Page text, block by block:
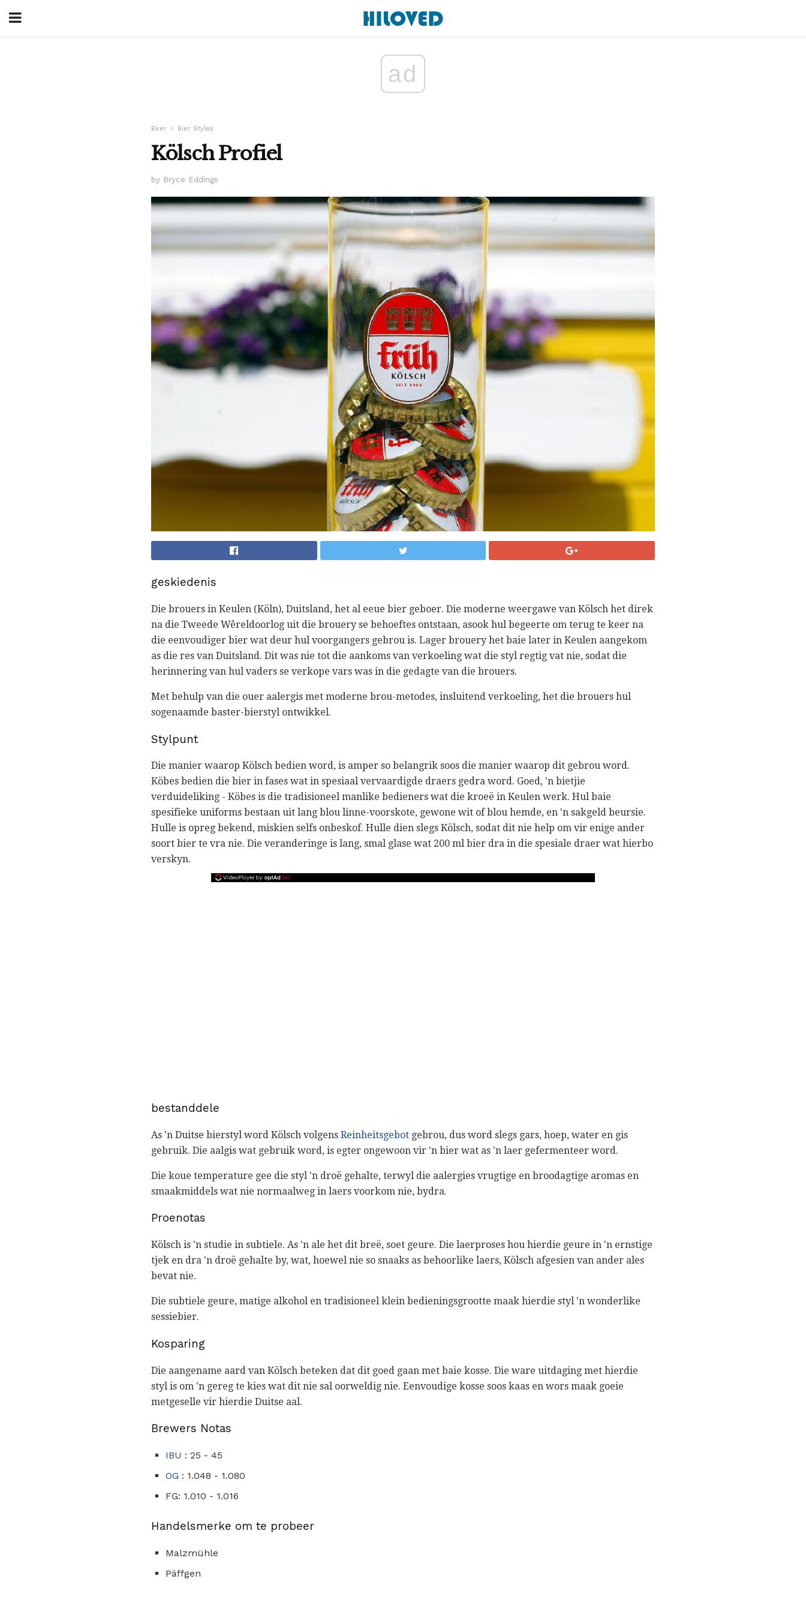
ad
Beer Bier Styles
Kölsch Profiel
by Bryce Eddings
geskiedenis
Die brouers in Keulen (Köln), Duitsland, het al eeue bier geboer. Die moderne weergawe van Kölsch het direk
na die Tweede Wêreldoorlog uit die brouery se behoeftes ontstaan, asook hul begeerte om terug te keer na
die eenvoudiger bier wat deur hul voorgangers gebrou is. Lager brouery het baie later in Keulen aangekom
as die res van Duitsland. Dit was nie tot die aankoms van verkoeling wat die styl regtig vat nie, sodat die
herinnering van hul vaders se verkope vars was in die gedagte van die brouers.
Met behulp van die ouer aalergis met moderne brou-metodes, insluitend verkoeling, het die brouers hul
sogenaamde baster-bierstyl ontwikkel.
Stylpunt
Die manier waarop Kölsch bedien word, is amper so belangrik soos die manier waarop dit gebrou word.
Köbes bedien die bier in fases wat in spesiaal vervaardigde draers gedra word. Goed, 'n bietjie
verduideliking - Köbes is die tradisioneel manlike bedieners wat die kroeë in Keulen werk. Hul baie
spesifieke uniforms bestaan ​​uit lang blou linne-voorskote, gewone wit of blou hemde, en 'n sakgeld beursie.
Hulle is opreg bekend, miskien selfs onbeskof. Hulle dien slegs Kölsch, sodat dit nie help om vir enige ander
soort bier te vra nie. Die veranderinge is lang, smal glase wat 200 ml bier dra in die spesiale draer wat hierbo
verskyn.
bestanddele
As 'n Duitse bierstyl word Kölsch volgens Reinheitsgebot gebrou, dus word slegs gars, hoep, water en gis
gebruik. Die aalgis wat gebruik word, is egter ongewoon vir 'n bier wat as 'n laer gefermenteer word.
Die koue temperature gee die styl 'n droë gehalte, terwyl die aalergies vrugtige en broodagtige aromas en
smaakmiddels wat nie normaalweg in laers voorkom nie, bydra.
Proenotas
Kölsch is 'n studie in subtiele. As 'n ale het dit breë, soet geure. Die laerproses hou hierdie geure in 'n ernstige
tjek en dra 'n droë gehalte by, wat, hoewel nie so snaaks as behoorlike laers, Kölsch afgesien van ander ales
bevat nie.
Die subtiele geure, matige alkohol en tradisioneel klein bedieningsgrootte maak hierdie styl 'n wonderlike
sessiebier.
Kosparing
Die aangename aard van Kölsch beteken dat dit goed gaan met baie kosse. Die ware uitdaging met hierdie
styl is om 'n gereg te kies wat dit nie sal oorweldig nie. Eenvoudige kosse soos kaas en wors maak goeie
metgeselle vir hierdie Duitse aal.
Brewers Notas
IBU : 25 - 45
OG : 1.048 - 1.080
FG: 1.010 - 1.016
Handelsmerke om te probeer
Malzmühle
Päffgen